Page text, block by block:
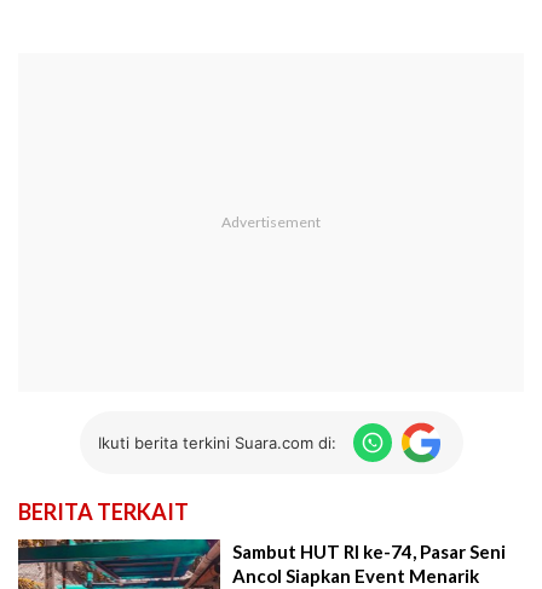
Ikuti berita terkini Suara.com di:
BERITA TERKAIT
Sambut HUT RI ke-74, Pasar Seni
Ancol Siapkan Event Menarik